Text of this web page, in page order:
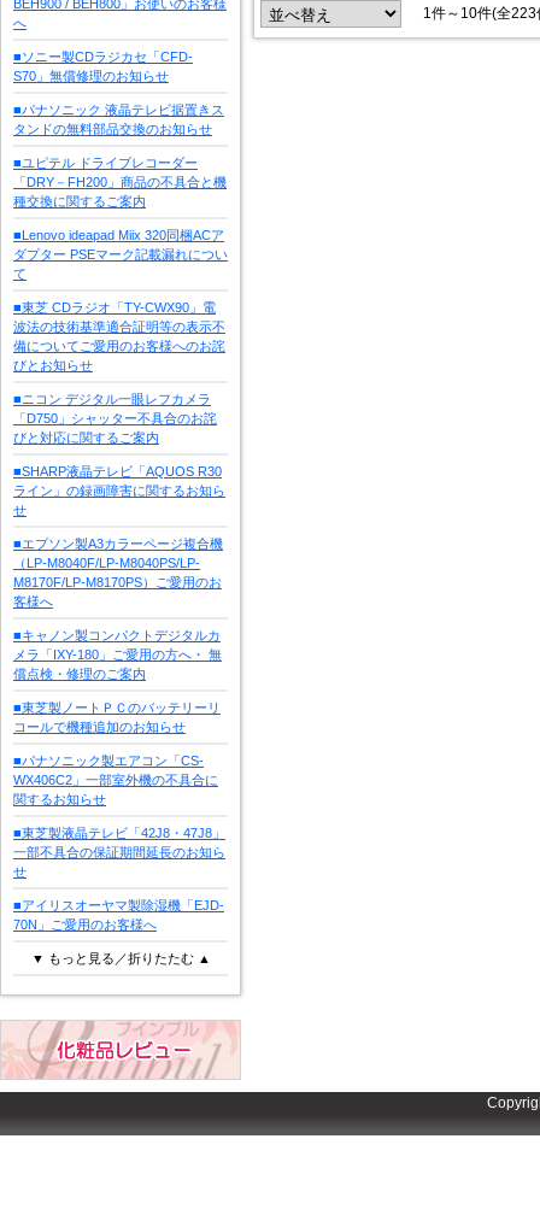
BEH900 / BEH800」お使いのお客様
へ
■ソニー製CDラジカセ「CFD-
S70」無償修理のお知らせ
■パナソニック 液晶テレビ据置きス
タンドの無料部品交換のお知らせ
■ユピテル ドライブレコーダー
「DRY－FH200」商品の不具合と機
種交換に関するご案内
■Lenovo ideapad Miix 320同梱ACア
ダプター PSEマーク記載漏れについ
て
■東芝 CDラジオ「TY-CWX90」電
波法の技術基準適合証明等の表示不
備についてご愛用のお客様へのお詫
びとお知らせ
■ニコン デジタル一眼レフカメラ
「D750」シャッター不具合のお詫
びと対応に関するご案内
■SHARP液晶テレビ「AQUOS R30
ライン」の録画障害に関するお知ら
せ
■エプソン製A3カラーページ複合機
（LP-M8040F/LP-M8040PS/LP-
M8170F/LP-M8170PS）ご愛用のお
客様へ
■キャノン製コンパクトデジタルカ
メラ「IXY-180」ご愛用の方へ・ 無
償点検・修理のご案内
■東芝製ノートＰＣのバッテリーリ
コールで機種追加のお知らせ
■パナソニック製エアコン「CS-
WX406C2」一部室外機の不具合に
関するお知らせ
■東芝製液晶テレビ「42J8・47J8」
一部不具合の保証期間延長のお知ら
せ
■アイリスオーヤマ製除湿機「EJD-
70N」ご愛用のお客様へ
▼ もっと見る／折りたたむ ▲
1件～10件(全